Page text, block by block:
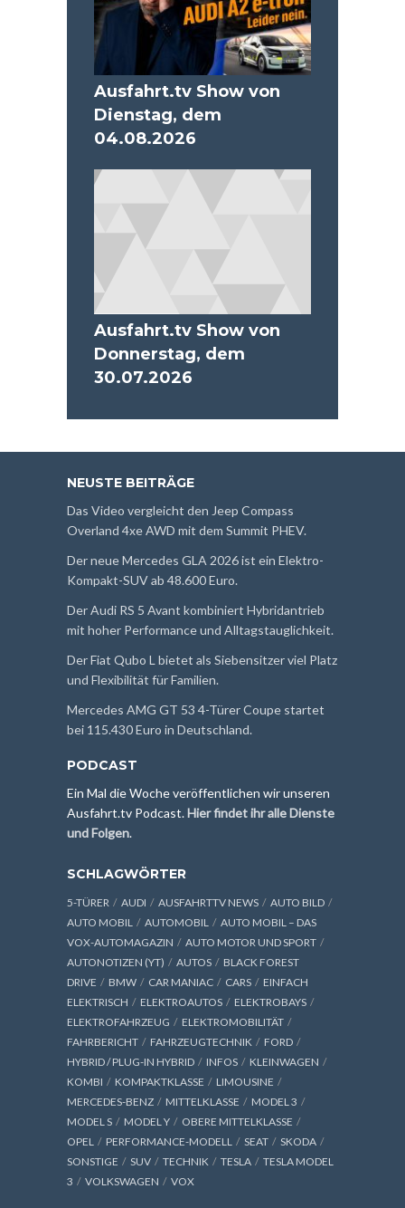
Ausfahrt.tv Show von
Dienstag, dem
04.08.2026
Ausfahrt.tv Show von
Donnerstag, dem
30.07.2026
NEUSTE BEITRÄGE
Das Video vergleicht den Jeep Compass
Overland 4xe AWD mit dem Summit PHEV.
Der neue Mercedes GLA 2026 ist ein Elektro-
Kompakt-SUV ab 48.600 Euro.
Der Audi RS 5 Avant kombiniert Hybridantrieb
mit hoher Performance und Alltagstauglichkeit.
Der Fiat Qubo L bietet als Siebensitzer viel Platz
und Flexibilität für Familien.
Mercedes AMG GT 53 4-Türer Coupe startet
bei 115.430 Euro in Deutschland.
PODCAST
Ein Mal die Woche veröffentlichen wir unseren
Ausfahrt.tv Podcast.Hier findet ihr alle Dienste
und Folgen.
SCHLAGWÖRTER
5-TÜRER AUDI AUSFAHRTTV NEWS
AUTO BILD
AUTO MOBIL
AUTOMOBIL
AUTO MOBIL – DAS
VOX-AUTOMAGAZIN
AUTO MOTOR UND SPORT
AUTONOTIZEN (YT)
AUTOS
BLACK FOREST
DRIVE
BMW CAR MANIAC CARS
EINFACH
ELEKTRISCH
ELEKTROAUTOS
ELEKTROBAYS
ELEKTROFAHRZEUG
ELEKTROMOBILITÄT
FAHRBERICHT
FAHRZEUGTECHNIK
FORD
HYBRID / PLUG-IN HYBRID
INFOS
KLEINWAGEN
KOMBI
KOMPAKTKLASSE
LIMOUSINE
MERCEDES-BENZ
MITTELKLASSE
MODEL 3
MODEL S
MODEL Y
OBERE MITTELKLASSE
OPEL
PERFORMANCE-MODELL SEAT
SKODA
SONSTIGE
SUV TECHNIK TESLA
TESLA MODEL
3
VOLKSWAGEN VOX